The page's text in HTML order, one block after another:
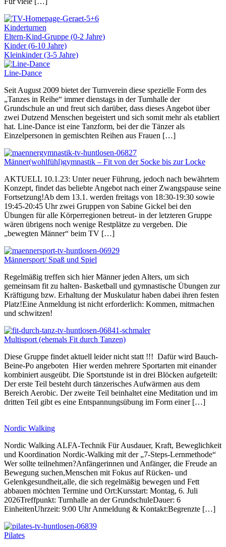
Kinderturnen
Eltern-Kind-Gruppe (0-2 Jahre)
Kinder (6-10 Jahre)
Kleinkinder (3-5 Jahre)
Line-Dance
Seit August 2009 bietet der Turnverein diese spezielle Form des
„Tanzes in Reihe“ immer dienstags in der Turnhalle der
Grundschule an und freut sich darüber, dass dieses Angebot über
zwei Dutzend Menschen begeistert und sich somit mehr als etabliert
hat. Line-Dance ist eine Tanzform, bei der die Tänzer als
Einzelpersonen in gemischten Reihen aus Frauen […]
Männer(wohlfühl)gymnastik – Fit von der Socke bis zur Locke
AKTUELL 10.1.23: Unter neuer Führung, jedoch nach bewährtem
Konzept, findet das beliebte Angebot nach einer Zwangspause seine
Fortsetzung!Ab dem 13.1. werden freitags von 18:30-19:30 sowie
19:45-20:45 Uhr zwei Gruppen von Sabine Gickel bei den
Übungen für alle Körperregionen betreut- in der letzteren Gruppe
wären übrigens noch wenige Restplätze zu vergeben. Die
„bewegten Männer“ beim TV […]
Männersport/ Spaß und Spiel
Regelmäßig treffen sich hier Männer jeden Alters, um sich
gemeinsam fit zu halten- Basketball und gymnastische Übungen zur
Kräftigung bzw. Erhaltung der Muskulatur haben dabei ihren festen
Platz!Eine Anmeldung ist nicht erforderlich: Kommen, mitmachen
und schwitzen!
Multisport (ehemals Fit durch Tanzen)
Diese Gruppe findet aktuell leider nicht statt !!! Dafür wird Bauch-
Beine-Po angeboten Hier werden mehrere Sportarten mit einander
kombiniert ausgeübt. Die Sportstunde ist in drei Blöcken aufgeteilt:
Der erste Teil besteht durch tänzerisches Aufwärmen aus dem
Bereich Aerobic. Der zweite Teil beinhaltet eine Meditation und im
dritten Teil gibt es eine Entspannungsübung im Form einer […]
Nordic Walking
Nordic Walking ALFA-Technik Für Ausdauer, Kraft, Beweglichkeit
und Koordination Nordic-Walking mit der „7-Steps-Lernmethode“
Wer sollte teilnehmen?Anfängerinnen und Anfänger, die Freude an
Bewegung suchen,Menschen mit Fokus auf Rücken- und
Gelenkgesundheit,alle, die sich regelmäßig bewegen und Fett
abbauen möchten Termine und Ort:Kursstart: Montag, 6. Juli
2026Treffpunkt: Turnhalle an der GrundschuleDauer: 6
EinheitenUhrzeit: 9:00 Uhr Anmeldung & Kontakt:Begrenzte […]
Pilates